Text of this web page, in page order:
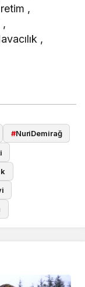
,
,
,
#NuriDemirağ